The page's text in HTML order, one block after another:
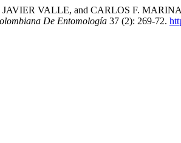
VALLE, and CARLOS F. MARINA.
De Entomología 37 (2): 269-72.